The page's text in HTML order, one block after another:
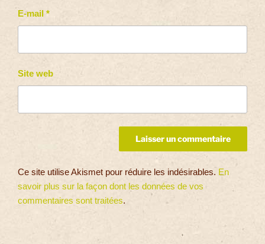
E-mail *
Site web
Ce site utilise Akismet pour réduire les indésirables. En
savoir plus sur la façon dont les données de vos
commentaires sont traitées.